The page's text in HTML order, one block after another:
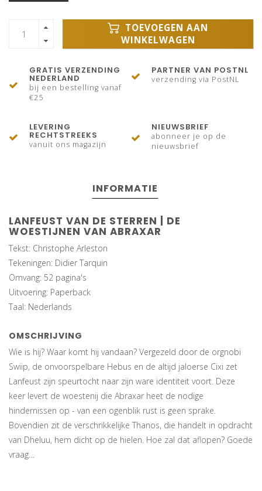
TOEVOEGEN AAN
WINKELWAGEN
GRATIS VERZENDING
NEDERLAND
bij een bestelling vanaf
€25
PARTNER VAN POSTNL
verzending via PostNL
LEVERING
RECHTSTREEKS
vanuit ons magazijn
NIEUWSBRIEF
abonneer je op de
nieuwsbrief
INFORMATIE
LANFEUST VAN DE STERREN | DE
WOESTIJNEN VAN ABRAXAR
Tekst: Christophe Arleston
Tekeningen: Didier Tarquin
Omvang: 52 pagina's
Uitvoering: Paperback
Taal: Nederlands
OMSCHRIJVING
Wie is hij? Waar komt hij vandaan? Vergezeld door de orgnobi
Swiip, de onvoorspelbare Hebus en de altijd jaloerse Cixi zet
Lanfeust zijn speurtocht naar zijn ware identiteit voort. Deze
keer levert de woestenij die Abraxar heet de nodige
hindernissen op - van een ogenblik rust is geen sprake.
Bovendien zit de verschrikkelijke Thanos, die handelt in opdracht
van Dheluu, hem dicht op de hielen. Hoe zal dat aflopen? Goede
vraag…